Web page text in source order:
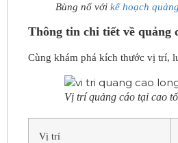
Bùng nổ với kế hoạch
Thông tin chi tiết về quảng
Cùng khám phá kích thước vị trí,
Vị trí quảng cáo tại cao
Vị trí